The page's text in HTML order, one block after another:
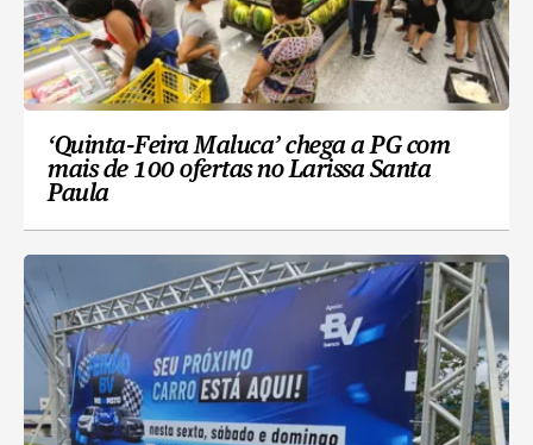
‘Quinta-Feira Maluca’ chega a PG com
mais de 100 ofertas no Larissa Santa
Paula